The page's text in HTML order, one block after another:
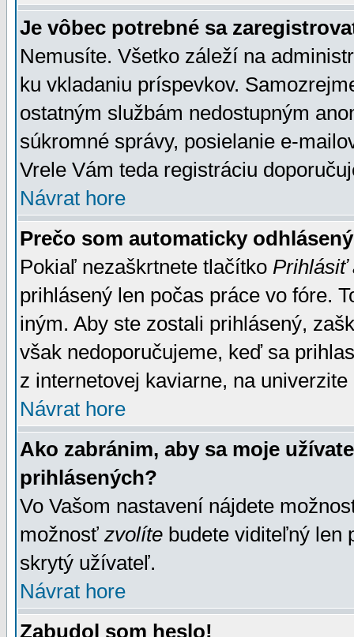
Je vôbec potrebné sa
Nemusíte. Všetko záleží na
ku vkladaniu príspevkov.
ostatným službám nedostupným
súkromné správy, posielanie e-
Vrele Vám teda registráciu
Návrat hore
Prečo som automaticky
Pokiaľ nezaškrtnete tlačítko Prihlásiť
prihlásený len počas práce vo fóre.
iným. Aby ste zostali prihlásený,
však nedoporučujeme, keď sa
z internetovej kaviarne, na univerzite
Návrat hore
Ako zabránim, aby sa moje
prihlásených?
Vo Vašom nastavení nájdete
možnosť zvolíte budete viditeľný len
skrytý užívateľ.
Návrat hore
Zabudol som heslo!